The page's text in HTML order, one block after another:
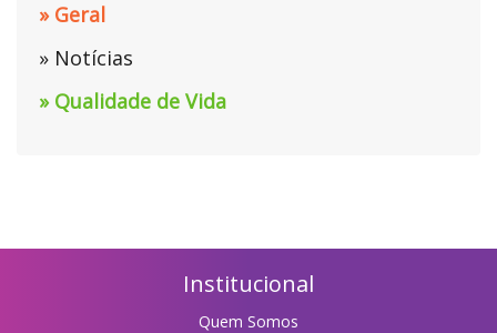
» Geral
» Notícias
» Qualidade de Vida
Institucional
Quem Somos